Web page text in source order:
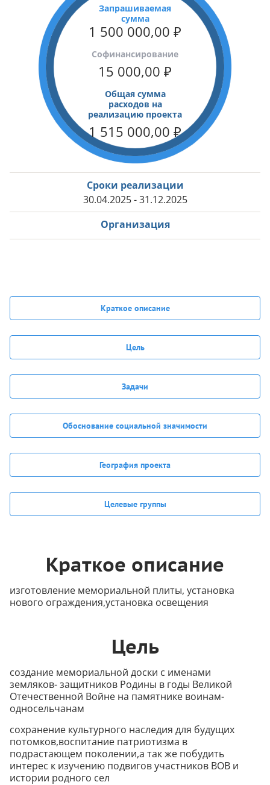
Запрашиваемая
сумма
1 500 000,00 ₽
Cофинансирование
15 000,00 ₽
Общая сумма
расходов на
реализацию проекта
1 515 000,00 ₽
Сроки реализации
30.04.2025 - 31.12.2025
Организация
Краткое описание
Цель
Задачи
Обоснование социальной значимости
География проекта
Целевые группы
Краткое описание
изготовление мемориальной плиты, установка
нового ограждения,установка освещения
Цель
создание мемориальной доски с именами
земляков- защитников Родины в годы Великой
Отечественной Войне на памятнике воинам-
односельчанам
сохранение культурного наследия для будущих
потомков,воспитание патриотизма в
подрастающем поколении,а так же побудить
интерес к изучению подвигов участников ВОВ и
истории родного сел